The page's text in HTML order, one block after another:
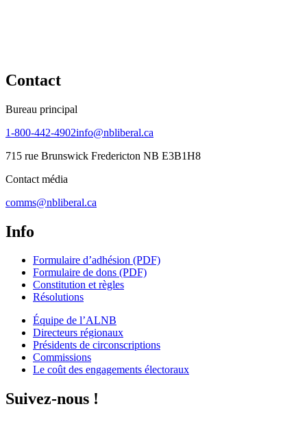
Contact
Bureau principal
1-800-442-4902info@nbliberal.ca
715 rue Brunswick Fredericton NB E3B1H8
Contact média
comms@nbliberal.ca
Info
Formulaire d’adhésion (PDF)
Formulaire de dons (PDF)
Constitution et règles
Résolutions
Équipe de l’ALNB
Directeurs régionaux
Présidents de circonscriptions
Commissions
Le coût des engagements électoraux
Suivez-nous !